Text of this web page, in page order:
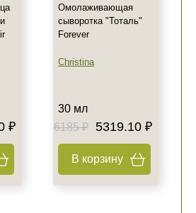
₽
Омолаживающая
сыворотка "Тоталь"
Forever
Christina
30 мл
6185 ₽
5319.10 ₽
В корзину